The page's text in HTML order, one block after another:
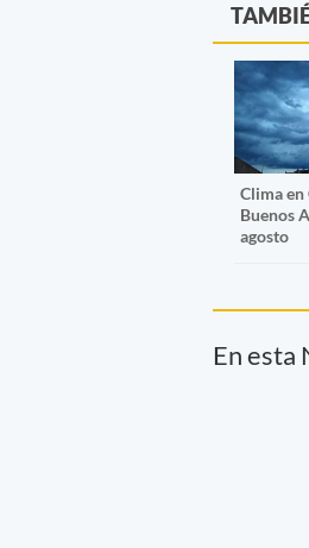
Clima en
Buenos
agosto
En esta